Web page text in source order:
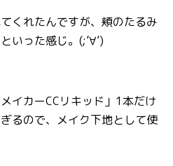
くれたんですが、頬のたるみ
いった感じ。(;’∀’)
イカーCCリキッド」1本だけ
るので、メイク下地として使